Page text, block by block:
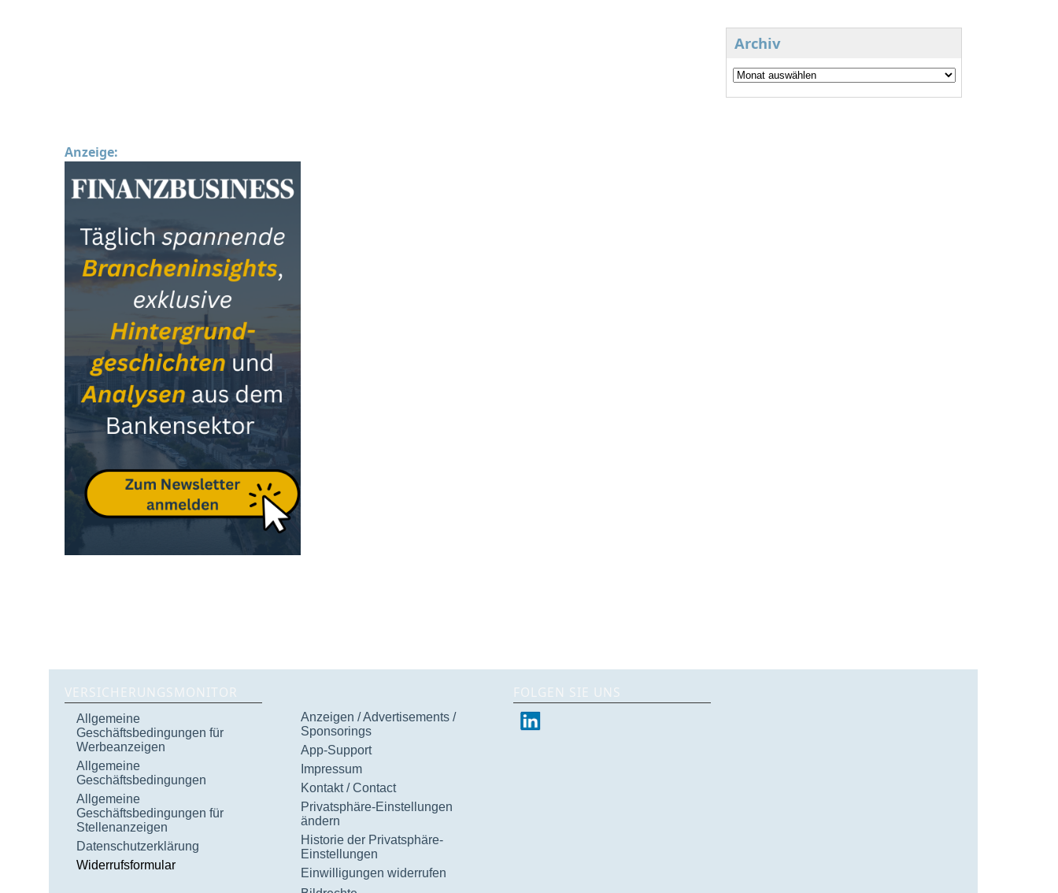
Archiv
Anzeige:
VERSICHERUNGSMONITOR
Allgemeine
Geschäftsbedingungen für
Werbeanzeigen
Allgemeine
Geschäftsbedingungen
Allgemeine
Geschäftsbedingungen für
Stellenanzeigen
Datenschutzerklärung
Widerrufsformular
Anzeigen / Advertisements /
Sponsorings
App-Support
Impressum
Kontakt / Contact
Privatsphäre-Einstellungen
ändern
Historie der Privatsphäre-
Einstellungen
Einwilligungen widerrufen
FOLGEN SIE UNS